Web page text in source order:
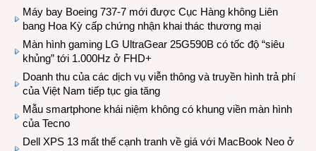
Máy bay Boeing 737-7 mới được Cục Hàng không Liên
bang Hoa Kỳ cấp chứng nhận khai thác thương mại
Màn hình gaming LG UltraGear 25G590B có tốc độ “siêu
khủng” tới 1.000Hz ở FHD+
Doanh thu của các dịch vụ viễn thông và truyền hình trả phí
của Việt Nam tiếp tục gia tăng
Mẫu smartphone khái niệm không có khung viền màn hình
của Tecno
Dell XPS 13 mất thế cạnh tranh về giá với MacBook Neo ở